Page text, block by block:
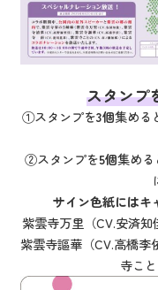
スタンプ
①スタンプを3個集める
②スタンプを5個集める
サイン色紙にはキ
紫雲寺万里（CV.安済知
紫雲寺謳華（CV.高橋李
寺こ